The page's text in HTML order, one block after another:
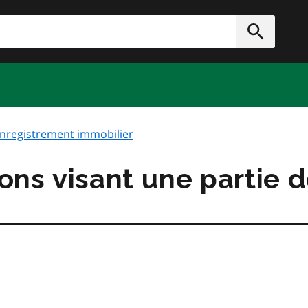
immobilier
visant une partie